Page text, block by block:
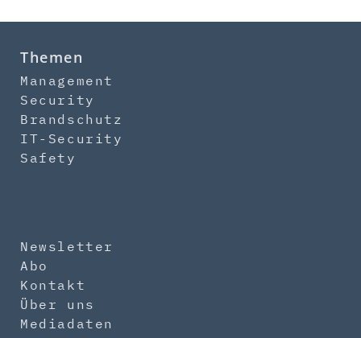
Themen
Management
Security
Brandschutz
IT-Security
Safety
Newsletter
Abo
Kontakt
Über uns
Mediadaten